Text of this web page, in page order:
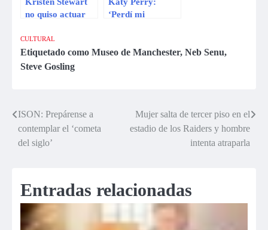
no quiso actuar
‘Perdí mi
CULTURAL
Etiquetado como Museo de Manchester, Neb Senu,
Steve Gosling
Navegación
de
ISON: Prepárense a
contemplar el ‘cometa
del siglo’
Mujer salta de tercer piso en el
estadio de los Raiders y hombre
intenta atraparla
Entradas relacionadas